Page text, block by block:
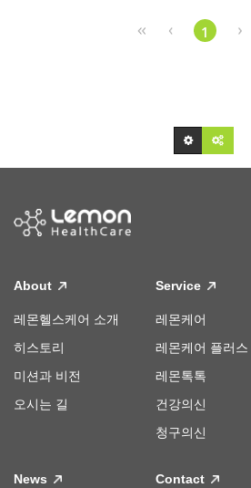
1
About
레몬헬스케어 소개
히스토리
미션과 비전
오시는 길
Service
레몬케어
레몬케어 플러스
레몬톡톡
건강의신
청구의신
News Contact